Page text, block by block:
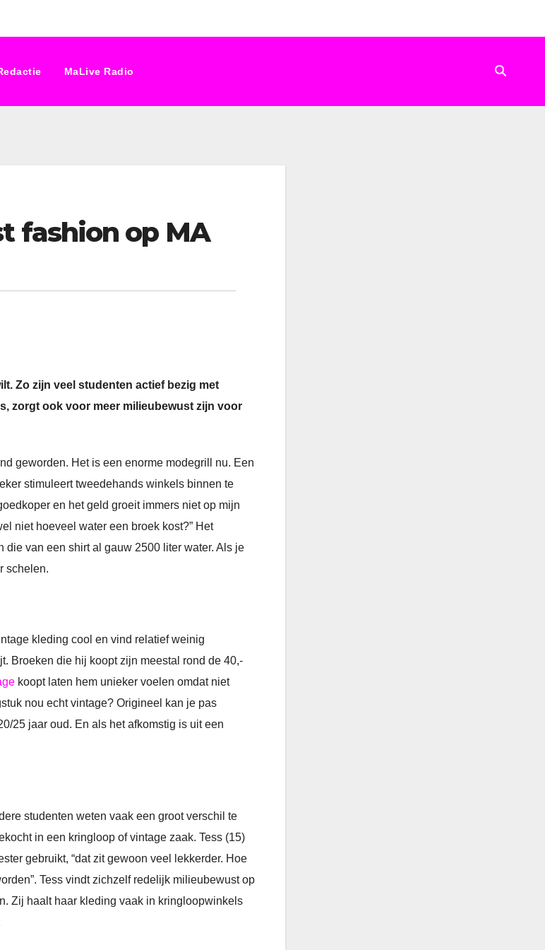
MaLive Radio
fashion op MA
Zo zijn veel studenten actief bezig met
zorgt ook voor meer milieubewust zijn voor
geworden. Het is een enorme modegrill nu. Een
stimuleert tweedehands winkels binnen te
en het geld groeit immers niet op mijn
niet hoeveel water een broek kost?” Het
van een shirt al gauw 2500 liter water. Als je
schelen.
kleding cool en vind relatief weinig
Broeken die hij koopt zijn meestal rond de 40,-
koopt laten hem unieker voelen omdat niet
nou echt vintage? Origineel kan je pas
25 jaar oud. En als het afkomstig is uit een
studenten weten vaak een groot verschil te
in een kringloop of vintage zaak. Tess (15)
gebruikt, “dat zit gewoon veel lekkerder. Hoe
Tess vindt zichzelf redelijk milieubewust op
Zij haalt haar kleding vaak in kringloopwinkels